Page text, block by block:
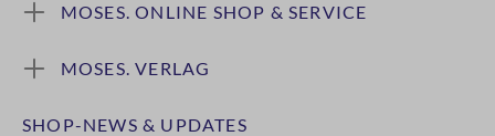
MOSES. ONLINE SHOP & SERVICE
MOSES. VERLAG
SHOP-NEWS & UPDATES